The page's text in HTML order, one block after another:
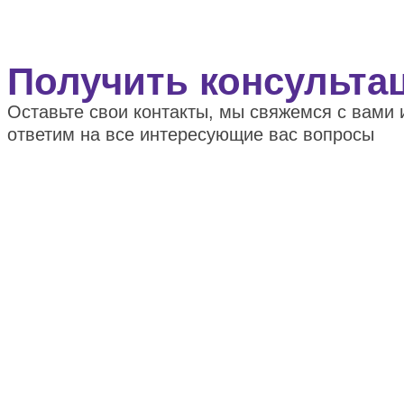
Получить
Оставьте свои контакты, мы свяжемся с вами
ответим на все интересующие вас вопросы